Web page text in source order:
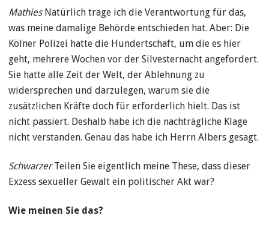
MathiesNatürlich trage ich die Verantwortung für das,
was meine damalige Behörde entschieden hat. Aber: Die
Kölner Polizei hatte die Hundertschaft, um die es hier
geht, mehrere Wochen vor der Silvesternacht angefordert.
Sie hatte alle Zeit der Welt, der Ablehnung zu
widersprechen und darzulegen, warum sie die
zusätzlichen Kräfte doch für erforderlich hielt. Das ist
nicht passiert. Deshalb habe ich die nachträgliche Klage
nicht verstanden. Genau das habe ich Herrn Albers gesagt.
SchwarzerTeilen Sie eigentlich meine These, dass dieser
Exzess sexueller Gewalt ein politischer Akt war?
Wie meinen Sie das?